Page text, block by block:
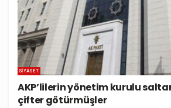
SIYASET
AKP’lilerin yönetim kurulu
çifter götürmüşler